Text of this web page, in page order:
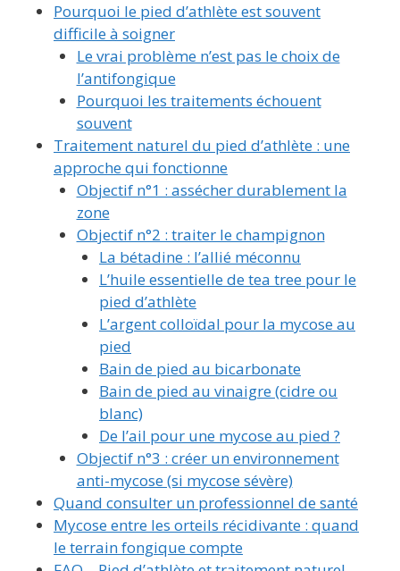
Pourquoi le pied d’athlète est souvent
difficile à soigner
Le vrai problème n’est pas le choix de
l’antifongique
Pourquoi les traitements échouent
souvent
Traitement naturel du pied d’athlète : une
approche qui fonctionne
Objectif n°1 : assécher durablement la
zone
Objectif n°2 : traiter le champignon
La bétadine : l’allié méconnu
L’huile essentielle de tea tree pour le
pied d’athlète
L’argent colloïdal pour la mycose au
pied
Bain de pied au bicarbonate
Bain de pied au vinaigre (cidre ou
blanc)
De l’ail pour une mycose au pied ?
Objectif n°3 : créer un environnement
anti-mycose (si mycose sévère)
Quand consulter un professionnel de santé
Mycose entre les orteils récidivante : quand
le terrain fongique compte